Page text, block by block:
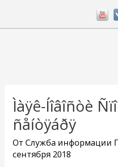
Ìàÿê-Íîâîñòè
ñåíòÿáðÿ
ОтСлужба информации
сентября 2018
записям